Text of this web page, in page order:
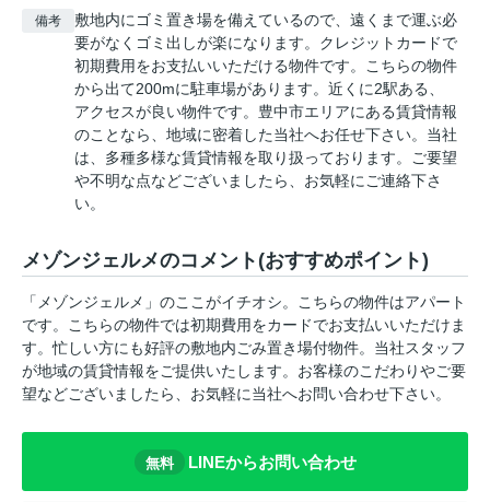
備考
敷地内にゴミ置き場を備えているので、遠くまで運ぶ必
要がなくゴミ出しが楽になります。クレジットカードで
初期費用をお支払いいただける物件です。こちらの物件
から出て200mに駐車場があります。近くに2駅ある、
アクセスが良い物件です。豊中市エリアにある賃貸情報
のことなら、地域に密着した当社へお任せ下さい。当社
は、多種多様な賃貸情報を取り扱っております。ご要望
や不明な点などございましたら、お気軽にご連絡下さ
い。
メゾンジェルメのコメント(おすすめポイント)
「メゾンジェルメ」のここがイチオシ。こちらの物件はアパート
です。こちらの物件では初期費用をカードでお支払いいただけま
す。忙しい方にも好評の敷地内ごみ置き場付物件。当社スタッフ
が地域の賃貸情報をご提供いたします。お客様のこだわりやご要
望などございましたら、お気軽に当社へお問い合わせ下さい。
無料 LINEからお問い合わせ